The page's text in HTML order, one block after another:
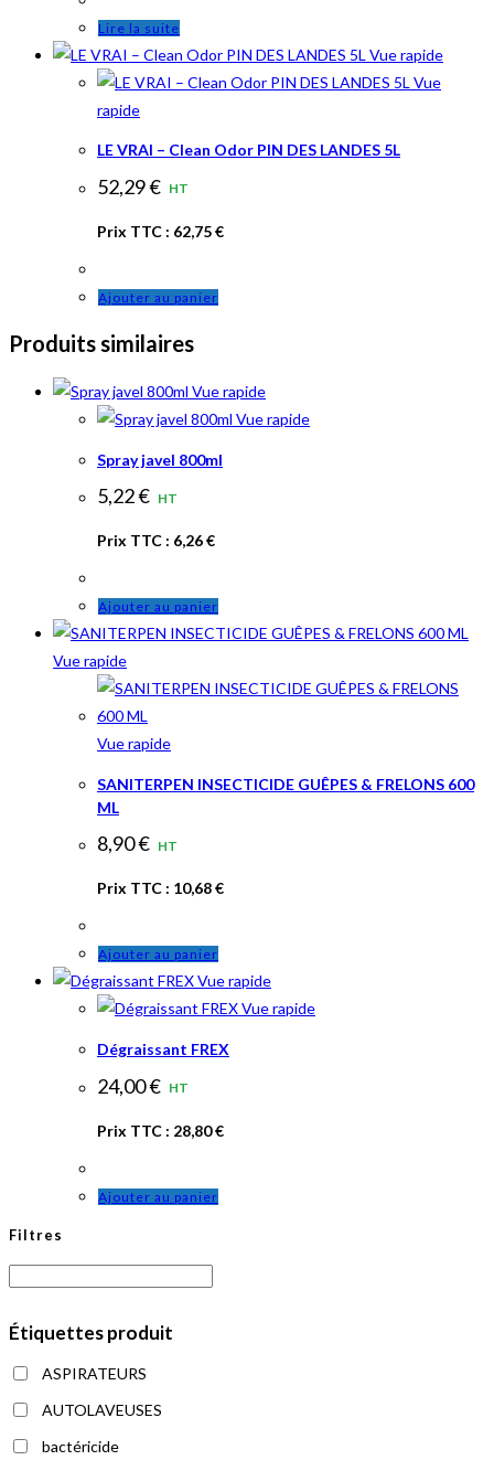
Lire la suite
Vue rapide
Vue
rapide
LE VRAI – Clean Odor PIN DES LANDES 5L
52,29€ HT
Prix TTC : 62,75€
Ajouter au panier
Produits similaires
Vue rapide
Vue rapide
Spray javel 800ml
5,22€ HT
Prix TTC : 6,26€
Ajouter au panier
Vue rapide
Vue rapide
SANITERPEN INSECTICIDE GUÊPES & FRELONS 600
ML
8,90€ HT
Prix TTC : 10,68€
Ajouter au panier
Vue rapide
Vue rapide
Dégraissant FREX
24,00€ HT
Prix TTC : 28,80€
Ajouter au panier
Filtres
Étiquettes produit
ASPIRATEURS
AUTOLAVEUSES
bactéricide